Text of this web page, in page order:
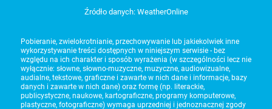
Źródło danych: WeatherOnline
Pobieranie, zwielokrotnianie, przechowywanie lub jakiekolwiek inne
wykorzystywanie treści dostępnych w niniejszym serwisie - bez
względu na ich charakter i sposób wyrażenia (w szczególności lecz nie
wyłącznie: słowne, słowno-muzyczne, muzyczne, audiowizualne,
audialne, tekstowe, graficzne i zawarte w nich dane i informacje, bazy
danych i zawarte w nich dane) oraz formę (np. literackie,
publicystyczne, naukowe, kartograficzne, programy komputerowe,
plastyczne, fotograficzne) wymaga uprzedniej i jednoznacznej zgody